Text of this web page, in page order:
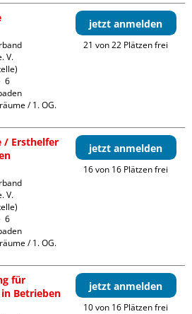
V.
6
/ 1. OG.
jetzt anmelden
21 von 22 Plätzen frei
/ Ersthelfer
V.
6
/ 1. OG.
jetzt anmelden
16 von 16 Plätzen frei
für
Betrieben
jetzt anmelden
10 von 16 Plätzen frei